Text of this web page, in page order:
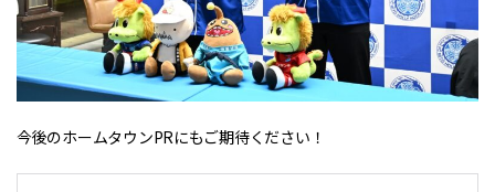
今後のホームタウンPRにもご期待ください！